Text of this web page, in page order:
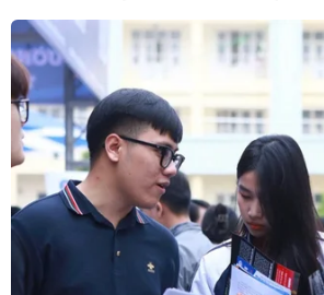
Tên lửa hạt nhân liên lục địa Bulava rời
Quốc phòng Nga)
Theo Reuters, Tư lệnh Hải quân
Viktor Chirkov ngày 10/9 tuyên
thử nghiệm thành công tên lửa
lục địa Bulava mới và sẽ tiến
thử tên lửa vào tháng 10 và
Theo Đô đốc Viktor Chirkov,